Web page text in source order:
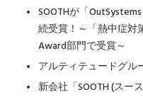
SOOTHが「
続受賞！～「熱中症対
Award部門で受賞～
アルティテュードグル
新会社「SOOTH (スー